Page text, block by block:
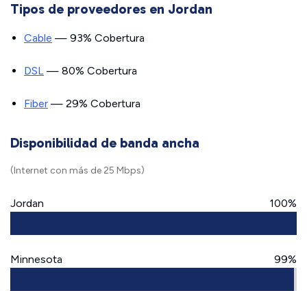
Tipos de proveedores en Jordan
Cable — 93% Cobertura
DSL — 80% Cobertura
Fiber — 29% Cobertura
Disponibilidad de banda ancha
(Internet con más de 25 Mbps)
Jordan 100%
Minnesota 99%